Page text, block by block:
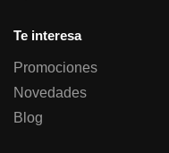
Te interesa
Promociones
Novedades
Blog